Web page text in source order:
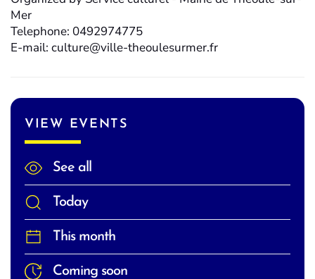
Mer
Telephone: 0492974775
E-mail: culture@ville-theoulesurmer.fr
VIEW EVENTS
See all
Today
This month
Coming soon